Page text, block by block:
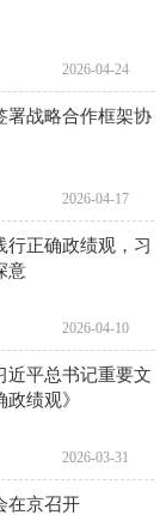
2026-04-24
署战略合作框架协
2026-04-17
行正确政绩观，习
意
2026-04-10
近平总书记重要文
绩观》
2026-03-31
在京召开